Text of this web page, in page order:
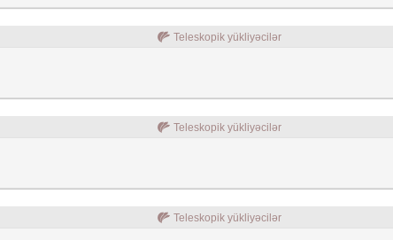
Teleskopik yükliyəcilər
Teleskopik yükliyəcilər
Teleskopik yükliyəcilər